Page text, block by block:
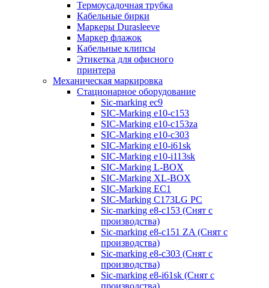
Термоусадочная трубка
Кабельные бирки
Маркеры Durasleeve
Маркер флажок
Кабельные клипсы
Этикетка для офисного
принтера
Механическая маркировка
Стационарное оборудование
Sic-marking ec9
SIC-Marking e10-c153
SIC-Marking e10-c153za
SIC-Marking e10-c303
SIC-Marking e10-i61sk
SIC-Marking e10-i113sk
SIC-Marking L-BOX
SIC-Marking XL-BOX
SIC-Marking EC1
SIC-Marking C173LG PC
Sic-marking e8-c153 (Снят с
производства)
Sic-marking e8-c151 ZA (Снят с
производства)
Sic-marking e8-c303 (Снят с
производства)
Sic-marking e8-i61sk (Снят с
производства)